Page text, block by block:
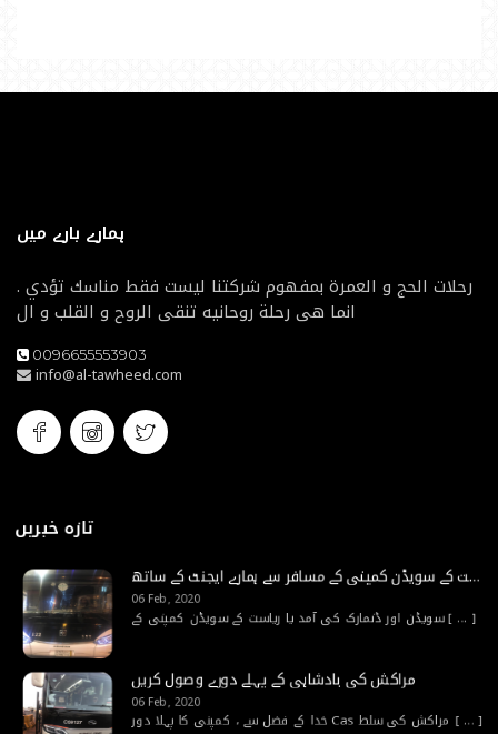
ہمارے بارے میں
رحلات الحج و العمرة بمفهوم شركتنا ليست فقط مناسك تؤدي .
انما هى رحلة روحانيه تنقى الروح و القلب و ال
0096655553903
info@al-tawheed.com
تازہ خبریں
سویڈن اور ڈنمارک کی آمد یا ریاست کے سویڈن کمپنی کے مسافر سے ہمارے ایجنٹ کے ساتھ
06 Feb, 2020
سویڈن اور ڈنمارک کی آمد یا ریاست کے سویڈن کمپنی کے[ ... ]
مراکش کی بادشاہی کے پہلے دورے وصول کریں
06 Feb, 2020
[ ... ]